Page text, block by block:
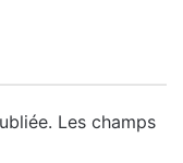
Les champs